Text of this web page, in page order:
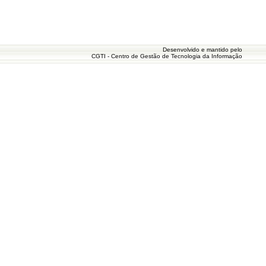
Desenvolvido e mantido pelo
CGTI - Centro de Gestão de Tecnologia da Informação